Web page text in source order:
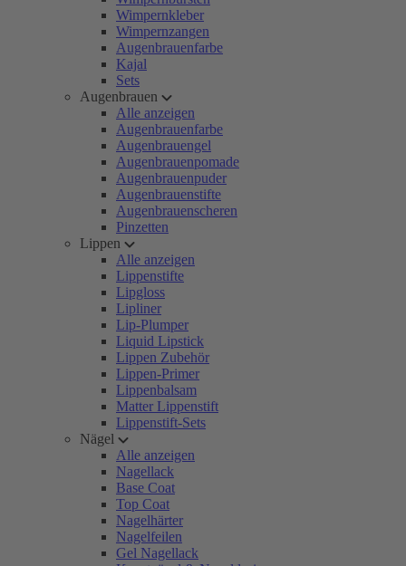
Wimpernkleber
Wimpernzangen
Augenbrauenfarbe
Kajal
Sets
Augenbrauen
Alle anzeigen
Augenbrauenfarbe
Augenbrauengel
Augenbrauenpomade
Augenbrauenpuder
Augenbrauenstifte
Augenbrauenscheren
Pinzetten
Lippen
Alle anzeigen
Lippenstifte
Lipgloss
Lipliner
Lip-Plumper
Liquid Lipstick
Lippen Zubehör
Lippen-Primer
Lippenbalsam
Matter Lippenstift
Lippenstift-Sets
Nägel
Alle anzeigen
Nagellack
Base Coat
Top Coat
Nagelhärter
Nagelfeilen
Gel Nagellack